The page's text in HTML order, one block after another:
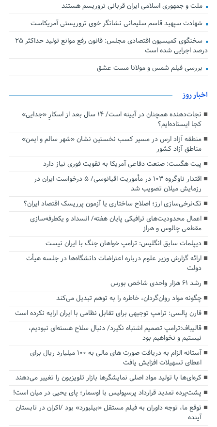
ملت و جمهوری اسلامی ایران قربانی تروریسم هستند
شهادت سپهبد قاسم سلیمانی نشانگر خوی تروریستی آمریکاست
سخنگوی کمیسیون اقتصادی مجلس: قانون رفع موانع تولید حداکثر ۲۵
درصد اجرایی شده است
بررسی فیلم شمس و مولانا مست عشق
اخبار روز
نجات‌دهنده‌ همچنان در آیینه است/ ۱۴ سال بعد از اسکارِ «جدایی»
کجا ایستاده‌ایم؟
منطقه آزاد ارس در مسیر کسب نخستین نشان «شهر سالم و ایمن»
مناطق آزاد کشور
پیت هگست: صنعت دفاعی آمریکا به تقویت فوری نیاز دارد
اقتدار ناوگروه ۱۰۳ در مأموریت‌ اقیانوسی/ ۵ درخواست ایران در
رزمایش میلان تصویب شد
تک‌نرخی‌سازی ارز؛ اصلاح ساختاری یا آزمون پرریسک اقتصاد ایران؟
اعمال محدودیت‌های ترافیکی پایان هفته/ انسداد و یکطرفه‌سازی
مقطعی چالوس و هراز
دیپلمات سابق انگلیس:‌ ترامپ خواهان جنگ با ایران نیست
ارائه گزارش وزیر علوم درباره اعتراضات دانشگاه‌ها در جلسه هیأت
دولت
رشد ۶۱ هزار واحدی شاخص بورس
چگونه مواد روان‌گردان، خاطره را به توهم تبدیل می‌کند
فارن پالسی: ترامپ توجیهی برای تقابل نظامی با ایران ارایه نکرده است
قالیباف:ترامپ تصمیم اشتباه نگیرد/ دنبال سلاح هسته‌ای نبودیم،
نیستیم و نخواهیم بود
آستانه الزام به دریافت صورت های مالی به ۱۰۰ میلیارد ریال برای
اعطای تسهیلات افزایش یافت
کره‌ای‌ها با تولید مواد اصلی نمایشگرها بازار تلویزیون را تغییر می‌دهند
پشت‌پرده تمدید قرارداد پرسپولیس با اوسمار؛ پای یحیی در میان است!
توقع ما، توجه داوران به فیلم مستقل «بیلبورد» بود /اکران در تابستان
آینده